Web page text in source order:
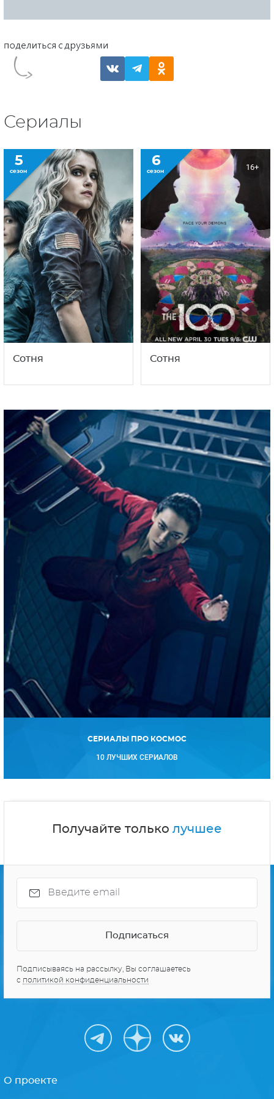
Сериалы
5
сезон
Сотня
6
сезон 16+
Сотня
СЕРИАЛЫ ПРО КОСМОС
10 ЛУЧШИХ СЕРИАЛОВ
Получайте только лучшее
Подписываясь на рассылку, Вы соглашаетесь
с политикой конфиденциальности
О проекте